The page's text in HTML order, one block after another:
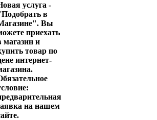
услуга -
в
Вы
приехать
магазин и
товар по
интернет-
на нашем